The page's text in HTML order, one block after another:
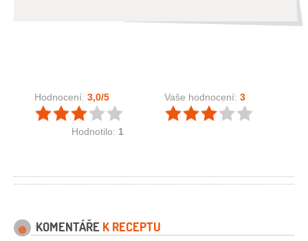
Hodnocení: 3,0/5
Hodnotilo: 1
Vaše hodnocení: 3
KOMENTÁŘE K RECEPTU